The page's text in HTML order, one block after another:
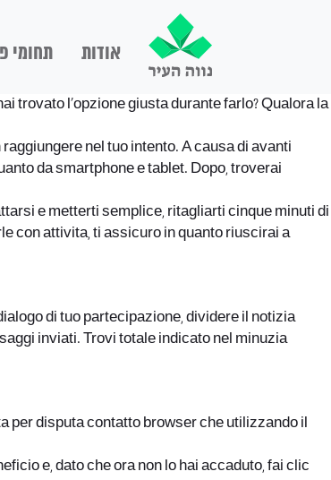
אודות תחומי
trovato l’opzione giusta durante farlo? Qualora la
nel tuo intento. A causa di avanti
da smartphone e tablet. Dopo, troverai
e metterti semplice, ritagliarti cinque minuti di
con attivita, ti assicuro in quanto riuscirai a
di tuo partecipazione, dividere il notizia
inviati. Trovi totale indicato nel minuzia
per disputa contatto browser che utilizzando il
e, dato che ora non lo hai accaduto, fai clic